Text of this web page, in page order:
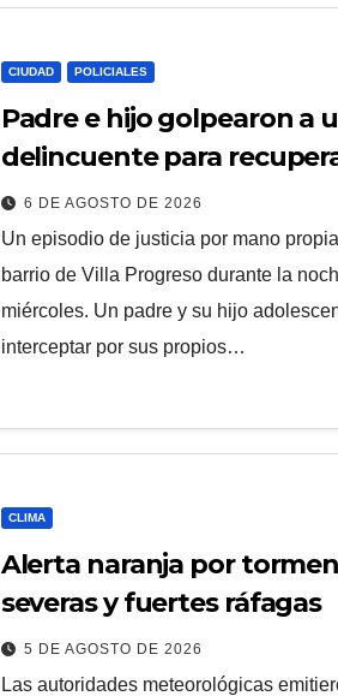
CIUDAD POLICIALES
Padre e hijo golpearon a
delincuente para
celular robado en Berisso
6 DE AGOSTO DE 2026
Un episodio de justicia por mano
barrio de Villa Progreso durante la
miércoles. Un padre y su hijo
interceptar por sus propios…
CLIMA
Alerta naranja por
severas y fuertes ráfagas
5 DE AGOSTO DE 2026
Las autoridades meteorológicas